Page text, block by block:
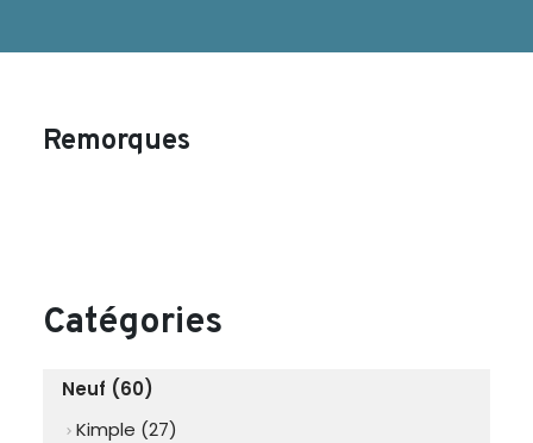
Remorques
Catégories
Neuf (60)
chevron_right Kimple (27)